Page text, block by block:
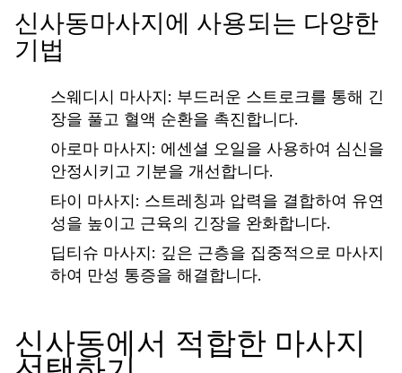
신사동마사지에 사용되는 다양한
기법
스웨디시 마사지: 부드러운 스트로크를 통해 긴
장을 풀고 혈액 순환을 촉진합니다.
아로마 마사지: 에센셜 오일을 사용하여 심신을
안정시키고 기분을 개선합니다.
타이 마사지: 스트레칭과 압력을 결합하여 유연
성을 높이고 근육의 긴장을 완화합니다.
딥티슈 마사지: 깊은 근층을 집중적으로 마사지
하여 만성 통증을 해결합니다.
신사동에서 적합한 마사지